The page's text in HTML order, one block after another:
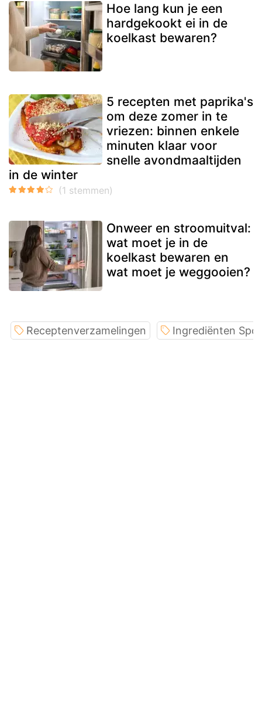
Hoe lang kun je een
hardgekookt ei in de
koelkast bewaren?
5 recepten met paprika's
om deze zomer in te
vriezen: binnen enkele
minuten klaar voor
snelle avondmaaltijden
in de winter
Onweer en stroomuitval:
wat moet je in de
koelkast bewaren en
wat moet je weggooien?
Receptenverzamelingen Ingrediënten